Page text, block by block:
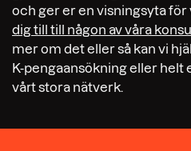
och ger er en visningsyta
dig till till någon av våra
mer om det eller så kan vi
K-pengaansökning eller helt
vårt stora nätverk.